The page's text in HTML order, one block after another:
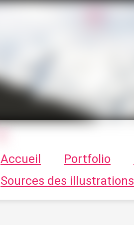
Le vortex à chats -
Accueil Portfolio
Sources des illustrations